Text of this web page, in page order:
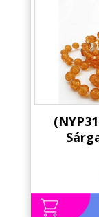
Állatos
Ajándék